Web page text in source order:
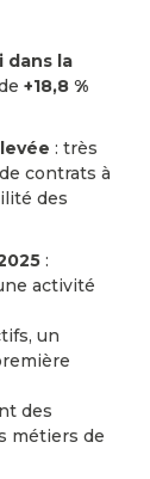
dans la
+18,8 %
: très
contrats à
des
:
activité
un
des
métiers de